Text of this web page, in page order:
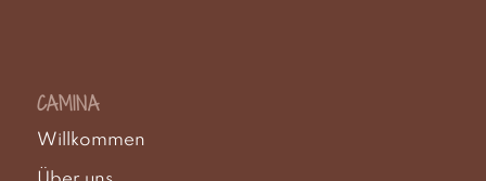
CAMINA
Willkommen